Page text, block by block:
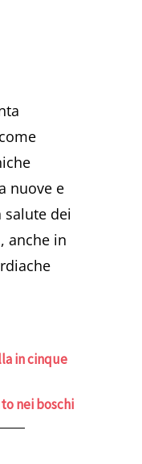
nuove e
salute dei
anche in
in cinque
nei boschi